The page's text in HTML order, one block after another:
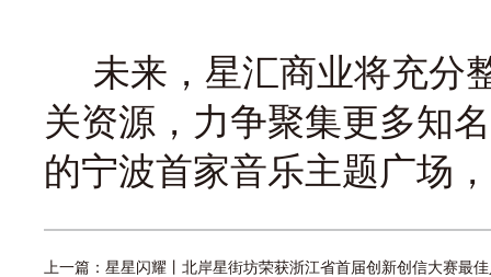
未来，星汇商业将充分
关资源，力争聚集更多知
的宁波首家音乐主题广场
上一篇： 星星闪耀丨北岸星街坊荣获浙江省首届创新创信大赛最